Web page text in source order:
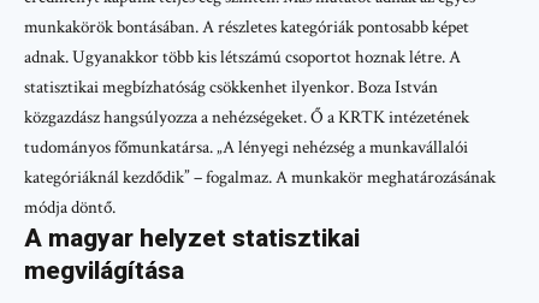
munkakörök bontásában. A részletes kategóriák pontosabb képet
adnak. Ugyanakkor több kis létszámú csoportot hoznak létre. A
statisztikai megbízhatóság csökkenhet ilyenkor. Boza István
közgazdász hangsúlyozza a nehézségeket. Ő a KRTK intézetének
tudományos főmunkatársa. „A lényegi nehézség a munkavállalói
kategóriáknál kezdődik” – fogalmaz. A munkakör meghatározásának
módja döntő.
A magyar helyzet statisztikai
megvilágítása